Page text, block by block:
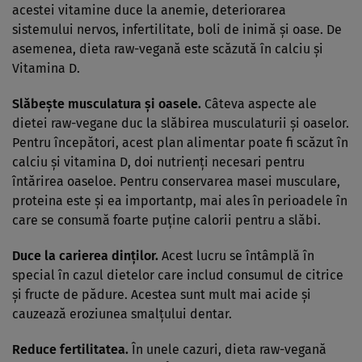
acestei vitamine duce la anemie, deteriorarea
sistemului nervos, infertilitate, boli de inimă şi oase. De
asemenea, dieta raw-vegană este scăzută în calciu şi
Vitamina D.
Slăbeşte musculatura şi oasele. Câteva aspecte ale
dietei raw-vegane duc la slăbirea musculaturii şi oaselor.
Pentru începători, acest plan alimentar poate fi scăzut în
calciu şi vitamina D, doi nutrienţi necesari pentru
întărirea oaseloe. Pentru conservarea masei musculare,
proteina este şi ea importantp, mai ales în perioadele în
care se consumă foarte puţine calorii pentru a slăbi.
Duce la carierea dinţilor. Acest lucru se întâmplă în
special în cazul dietelor care includ consumul de citrice
şi fructe de pădure. Acestea sunt mult mai acide şi
cauzează eroziunea smalţului dentar.
Reduce fertilitatea. În unele cazuri, dieta raw-vegană